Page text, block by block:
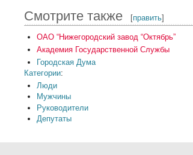
Смотрите также [править]
ОАО “Нижегородский завод “Октябрь”
Академия Государственной Службы
Городская Дума
Категории:
Люди
Мужчины
Руководители
Депутаты